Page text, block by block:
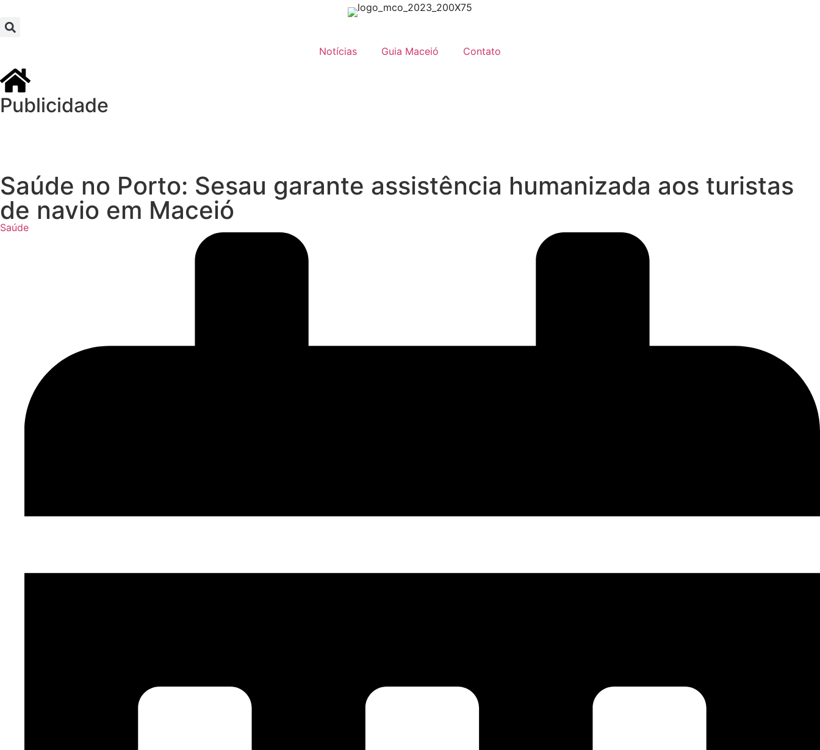
Notícias Guia Maceió Contato
Publicidade
Saúde no Porto: Sesau garante assistência humanizada aos turistas
de navio em Maceió
Saúde